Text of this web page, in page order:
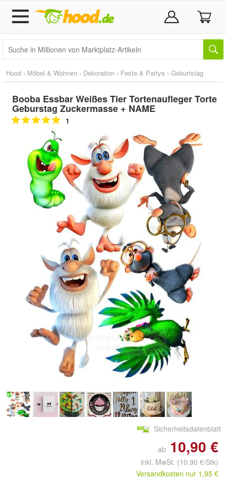
Hood › Möbel & Wohnen › Dekoration › Feste & Partys › Geburtstag
Booba Essbar Weißes Tier Tortenaufleger Torte
Geburstag Zuckermasse + NAME
1
Doppelt antippen zum
vergrößern
Sicherheitsdatenblatt
ab 10,90 €
inkl. MwSt. (10,90 €/Stk)
Versandkosten nur 1,95 €